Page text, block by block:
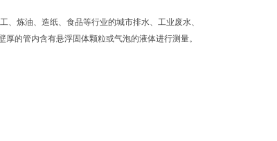
炼油、造纸、食品等行业的城市排水、工业废水、
的管内含有悬浮固体颗粒或气泡的液体进行测量。